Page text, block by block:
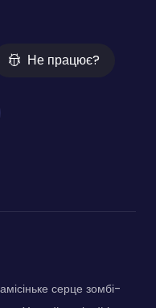
Не працює?
серце зомбі-